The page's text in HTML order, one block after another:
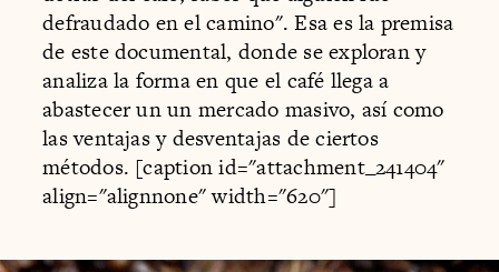
defraudado en el camino". Esa es la premisa
de este documental, donde se exploran y
analiza la forma en que el café llega a
abastecer un un mercado masivo, así como
las ventajas y desventajas de ciertos
métodos. [caption id="attachment_241404"
align="alignnone" width="620"]